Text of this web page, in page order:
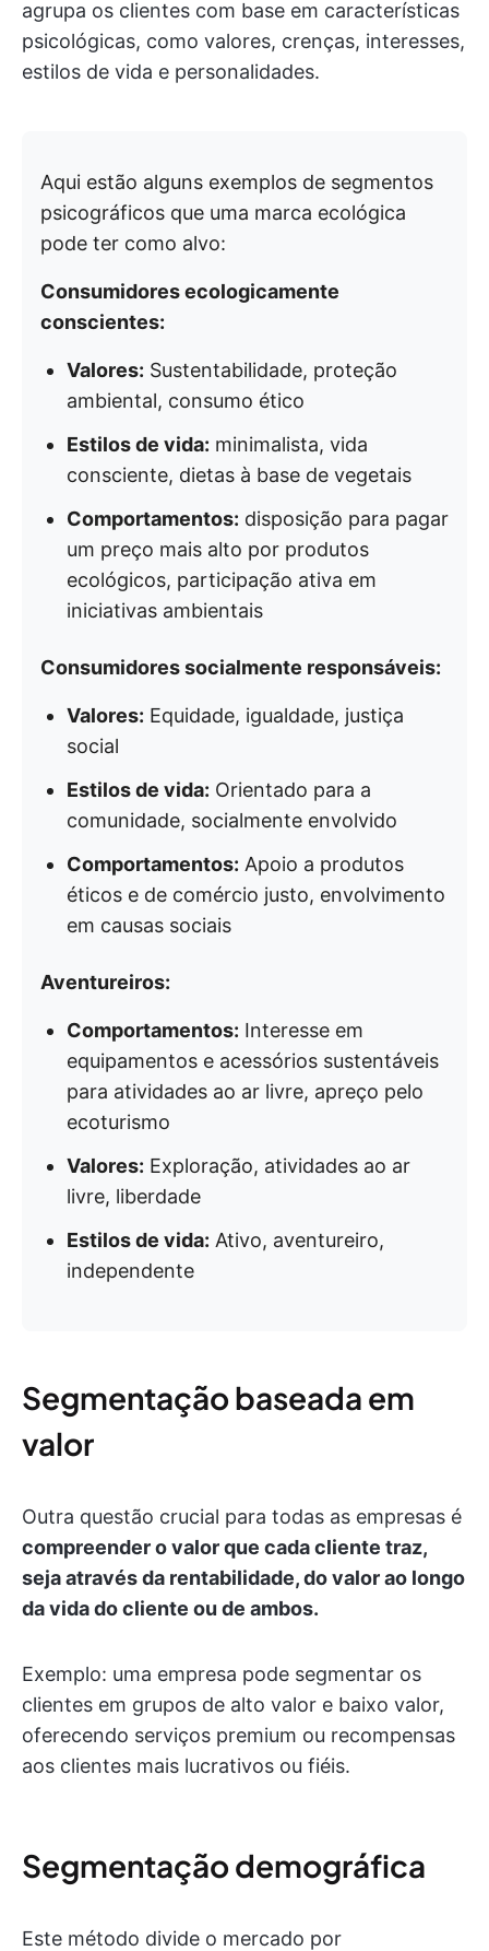
agrupa os clientes com base em características
psicológicas, como valores, crenças, interesses,
estilos de vida e personalidades.
Aqui estão alguns exemplos de segmentos
psicográficos que uma marca ecológica
pode ter como alvo:
Consumidores ecologicamente
conscientes:
Valores: Sustentabilidade, proteção
ambiental, consumo ético
Estilos de vida: minimalista, vida
consciente, dietas à base de vegetais
Comportamentos: disposição para pagar
um preço mais alto por produtos
ecológicos, participação ativa em
iniciativas ambientais
Consumidores socialmente responsáveis:
Valores: Equidade, igualdade, justiça
social
Estilos de vida: Orientado para a
comunidade, socialmente envolvido
Comportamentos: Apoio a produtos
éticos e de comércio justo, envolvimento
em causas sociais
Aventureiros:
Comportamentos: Interesse em
equipamentos e acessórios sustentáveis
para atividades ao ar livre, apreço pelo
ecoturismo
Valores: Exploração, atividades ao ar
livre, liberdade
Estilos de vida: Ativo, aventureiro,
independente
Segmentação baseada em
valor
Outra questão crucial para todas as empresas é
compreender o valor que cada cliente traz,
seja através da rentabilidade, do valor ao longo
da vida do cliente ou de ambos.
Exemplo: uma empresa pode segmentar os
clientes em grupos de alto valor e baixo valor,
oferecendo serviços premium ou recompensas
aos clientes mais lucrativos ou fiéis.
Segmentação demográfica
Este método divide o mercado por